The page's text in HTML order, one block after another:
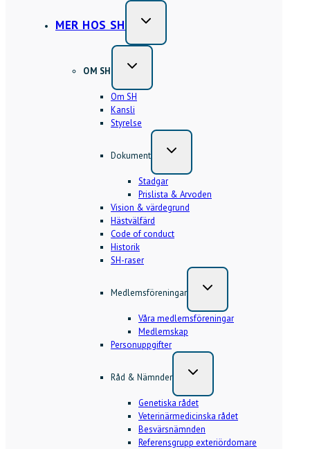
MER HOS SH
OM SH
Om SH
Kansli
Styrelse
Dokument
Stadgar
Prislista & Arvoden
Vision & värdegrund
Hästvälfärd
Code of conduct
Historik
SH-raser
Medlemsföreningar
Våra medlemsföreningar
Medlemskap
Personuppgifter
Råd & Nämnder
Genetiska rådet
Veterinärmedicinska rådet
Besvärsnämnden
Referensgrupp exteriördomare